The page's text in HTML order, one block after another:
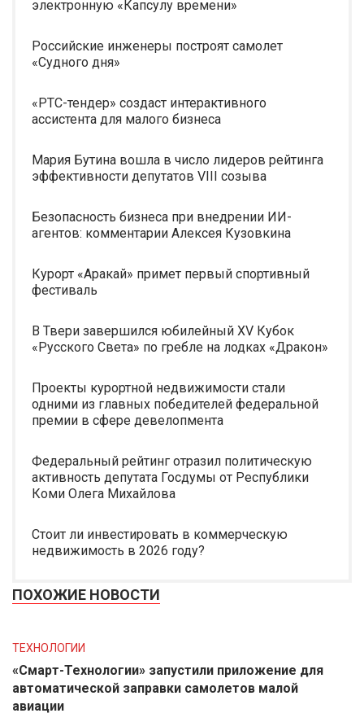
электронную «Капсулу времени»
Российские инженеры построят самолет
«Судного дня»
«РТС-тендер» создаст интерактивного
ассистента для малого бизнеса
Мария Бутина вошла в число лидеров рейтинга
эффективности депутатов VIII созыва
Безопасность бизнеса при внедрении ИИ-
агентов: комментарии Алексея Кузовкина
Курорт «Аракай» примет первый спортивный
фестиваль
В Твери завершился юбилейный XV Кубок
«Русского Света» по гребле на лодках «Дракон»
Проекты курортной недвижимости стали
одними из главных победителей федеральной
премии в сфере девелопмента
Федеральный рейтинг отразил политическую
активность депутата Госдумы от Республики
Коми Олега Михайлова
Стоит ли инвестировать в коммерческую
недвижимость в 2026 году?
ПОХОЖИЕ НОВОСТИ
ТЕХНОЛОГИИ
«Смарт-Технологии» запустили приложение для
автоматической заправки самолетов малой
авиации